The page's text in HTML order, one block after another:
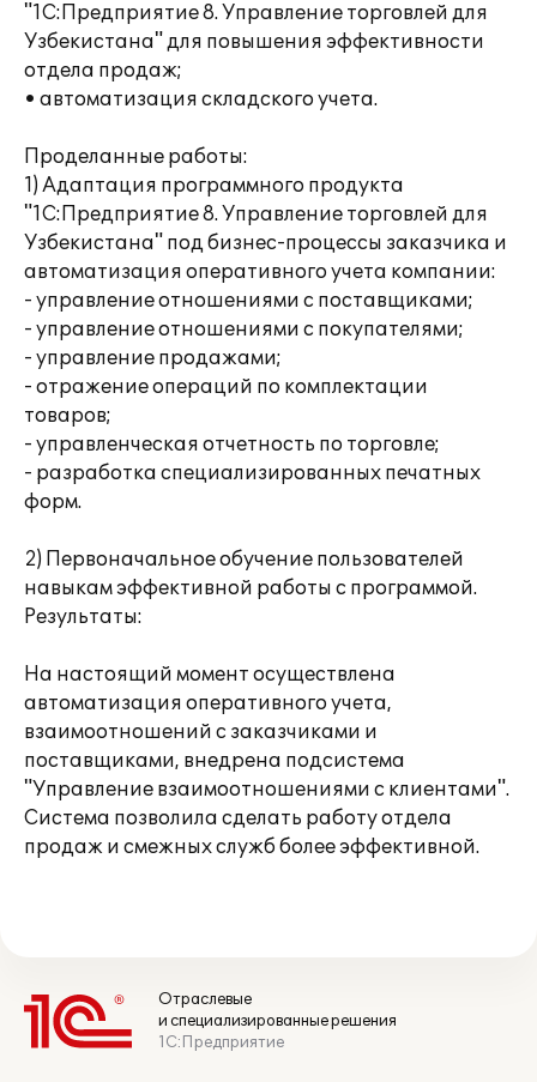
"1С:Предприятие 8. Управление торговлей для
Узбекистана" для повышения эффективности
отдела продаж;
• автоматизация складского учета.
Проделанные работы:
1) Адаптация программного продукта
"1С:Предприятие 8. Управление торговлей для
Узбекистана" под бизнес-процессы заказчика и
автоматизация оперативного учета компании:
- управление отношениями с поставщиками;
- управление отношениями с покупателями;
- управление продажами;
- отражение операций по комплектации
товаров;
- управленческая отчетность по торговле;
- разработка специализированных печатных
форм.
2) Первоначальное обучение пользователей
навыкам эффективной работы с программой.
Результаты:
На настоящий момент осуществлена
автоматизация оперативного учета,
взаимоотношений с заказчиками и
поставщиками, внедрена подсистема
"Управление взаимоотношениями с клиентами".
Система позволила сделать работу отдела
продаж и смежных служб более эффективной.
Отраслевые
и специализированные решения
1С:Предприятие